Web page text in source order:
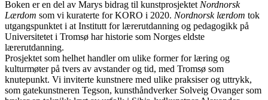
Boken er en del av Marys bidrag til kunstprosjektet Nordnorsk
Lærdom som vi kuraterte for KORO i 2020. Nordnorsk lærdom tok
utgangspunktet i at Institutt for lærerutdanning og pedagogikk på
Universitetet i Tromsø har historie som Norges eldste
lærerutdanning.
Prosjektet som helhet handler om ulike former for læring og
kulturmøter på tvers av avstander og tid, med Tromsø som
knutepunkt. Vi inviterte kunstnere med ulike praksiser og uttrykk,
som gatekunstneren Tegson, kunsthåndverker Solveig Ovanger som